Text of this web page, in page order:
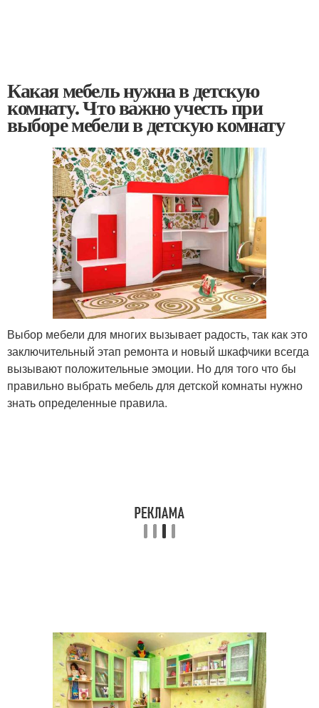
Какая мебель нужна в детскую
комнату. Что важно учесть при
выборе мебели в детскую комнату
Выбор мебели для многих вызывает радость, так как это
заключительный этап ремонта и новый шкафчики всегда
вызывают положительные эмоции. Но для того что бы
правильно выбрать мебель для детской комнаты нужно
знать определенные правила.